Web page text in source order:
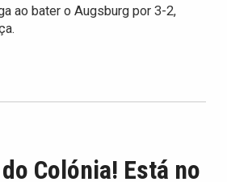
ao bater o Augsburg por 3-2,
Colónia! Está no